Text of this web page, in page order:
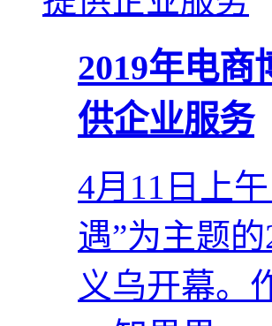
2019年电
供企业服务
4月11日上
遇”为主题
义乌开幕。